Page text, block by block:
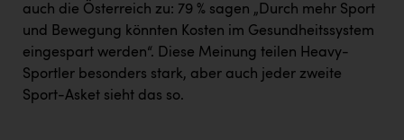
auch die Österreich zu: 79 % sagen „Durch mehr Sport
und Bewegung könnten Kosten im Gesundheitssystem
eingespart werden“. Diese Meinung teilen Heavy-
Sportler besonders stark, aber auch jeder zweite
Sport-Asket sieht das so.